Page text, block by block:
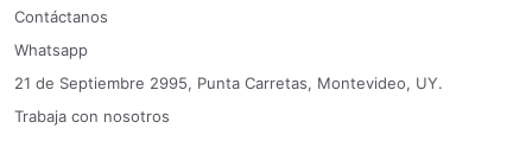
Contáctanos
Whatsapp
21 de Septiembre 2995, Punta Carretas, Montevideo, UY.
Trabaja con nosotros